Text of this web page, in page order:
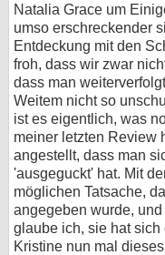
Natalia Grace um
umso erschreckender
Entdeckung mit den
froh, dass wir zwar
dass man
Weitem nicht so
ist es eigentlich, was
meiner letzten Review
angestellt, dass man
'ausgeguckt' hat. Mit
möglichen Tatsache,
angegeben wurde,
glaube ich, sie hat sich
Kristine nun mal